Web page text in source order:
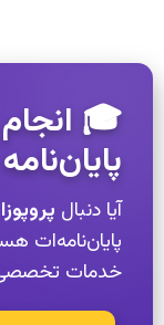
🎓
آیا دنبال
پایان‌نامه‌ات
خدمات